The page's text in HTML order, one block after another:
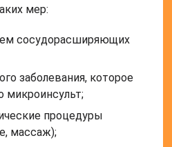
мер:
сосудорасширяющих
заболевания, которое
микроинсульт;
процедуры
массаж);